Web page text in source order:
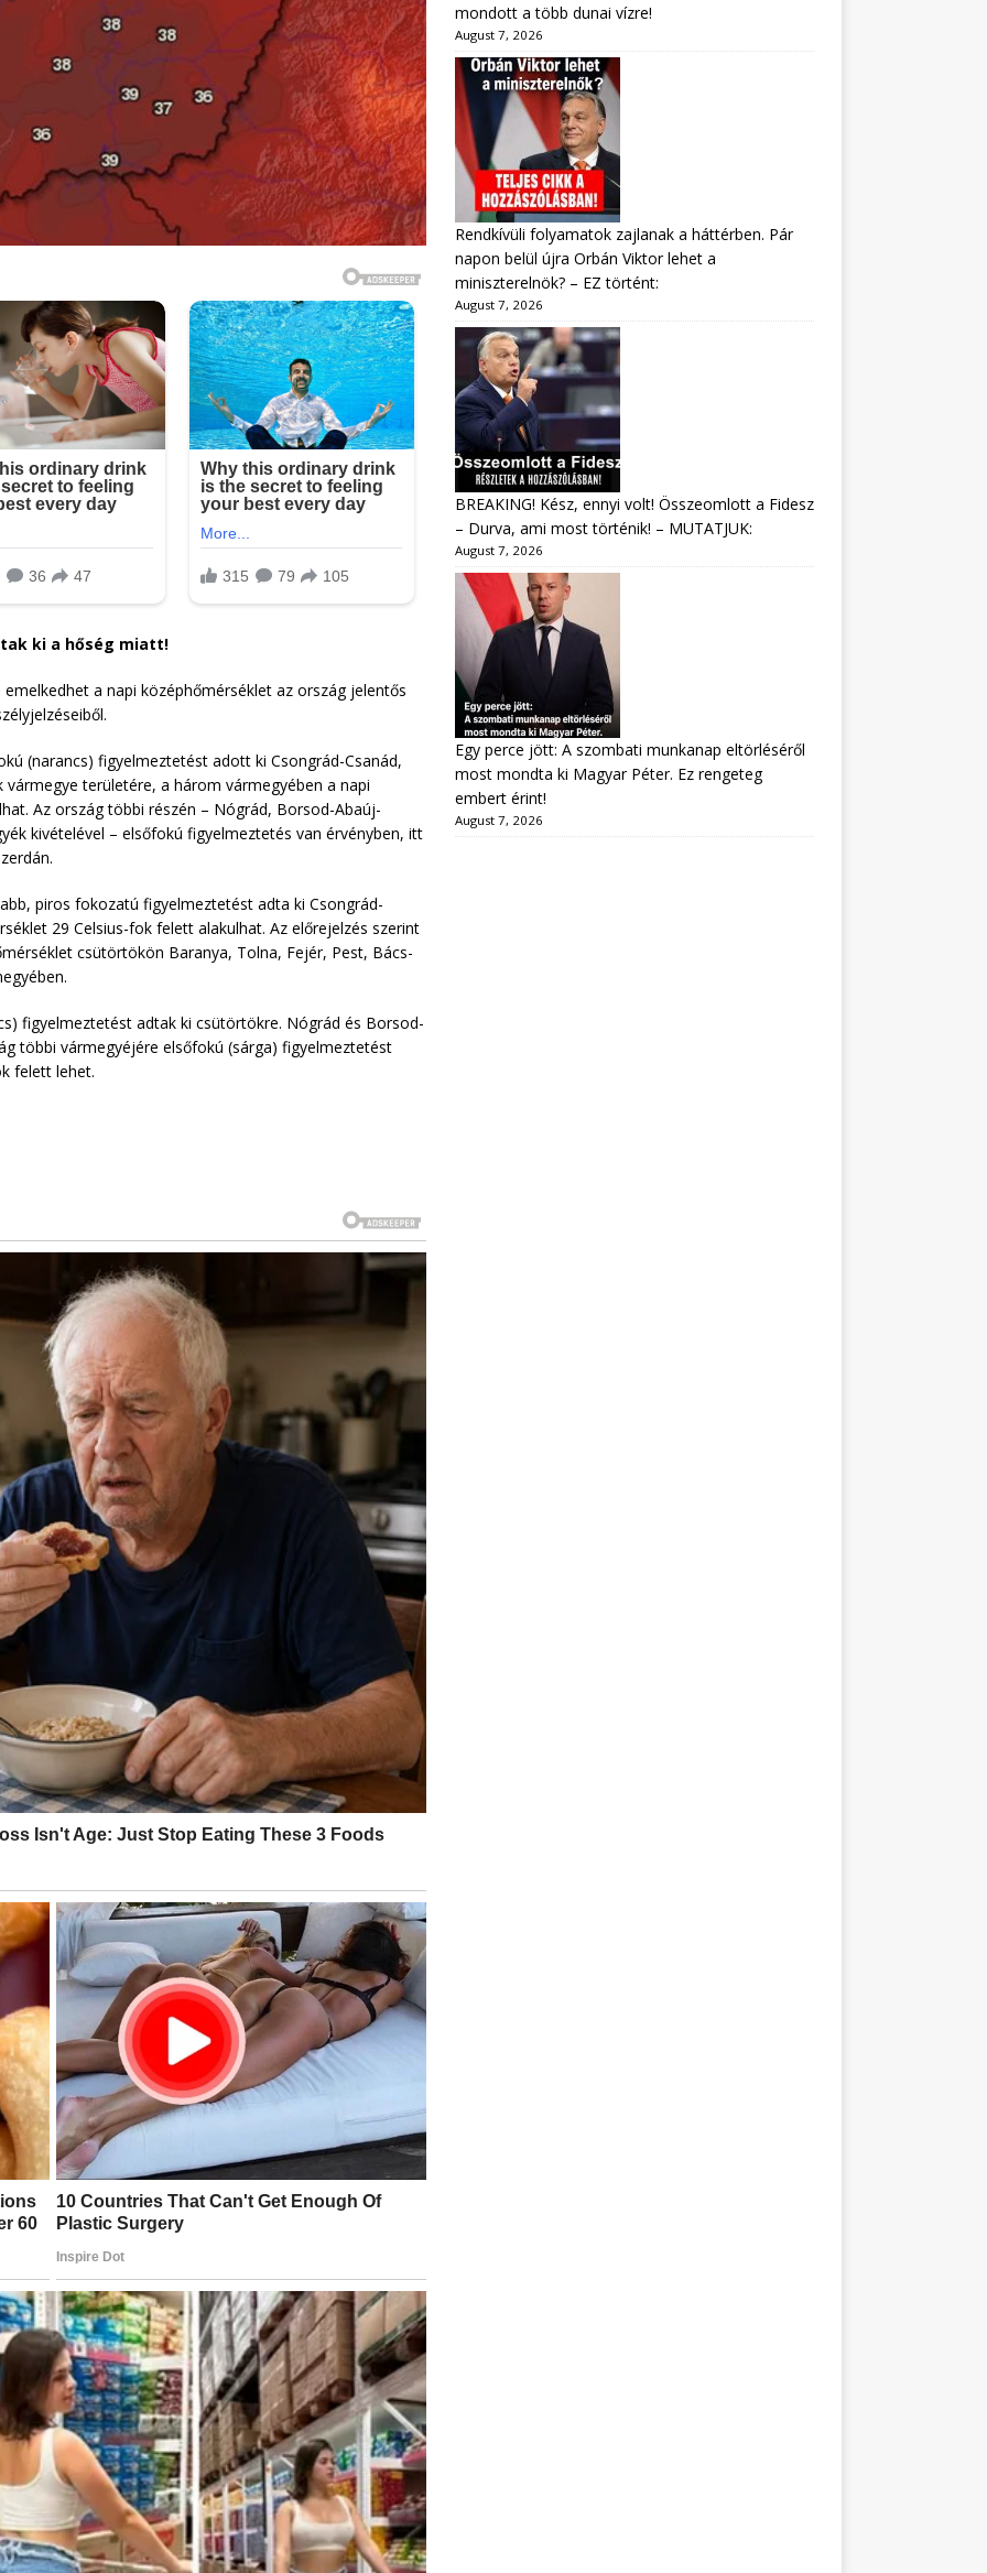
ki a hőség miatt!
a napi középhőmérséklet az ország jelentős
(narancs) figyelmeztetést adott ki Csongrád-Csanád,
vármegye területére, a három vármegyében a napi
Az ország többi részén – Nógrád, Borsod-Abaúj-
kivételével – elsőfokú figyelmeztetés van érvényben, itt
piros fokozatú figyelmeztetést adta ki Csongrád-
29 Celsius-fok felett alakulhat. Az előrejelzés szerint
csütörtökön Baranya, Tolna, Fejér, Pest, Bács-
figyelmeztetést adtak ki csütörtökre. Nógrád és Borsod-
többi vármegyéjére elsőfokú (sárga) figyelmeztetést
felett lehet.
mondott a több dunai vízre!
August 7, 2026
Rendkívüli folyamatok zajlanak a háttérben. Pár
napon belül újra Orbán Viktor lehet a
miniszterelnök? – EZ történt:
August 7, 2026
BREAKING! Kész, ennyi volt! Összeomlott a Fidesz
– Durva, ami most történik! – MUTATJUK:
August 7, 2026
Egy perce jött: A szombati munkanap eltörléséről
most mondta ki Magyar Péter. Ez rengeteg
embert érint!
August 7, 2026